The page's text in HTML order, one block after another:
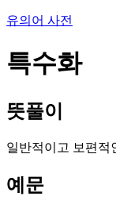
유의어 사전
특수화
뜻풀이
일반적이고 보편적
예문